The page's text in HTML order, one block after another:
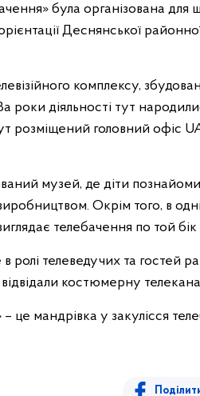
була організована для
Деснянської
комплексу,
роки діяльності тут
розміщений головний офіс
музей, де діти
Окрім того, в
телебачення по той
ролі телеведучих та гостей
костюмерну
це мандрівка у закулісся